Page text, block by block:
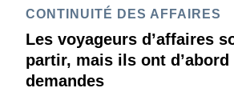
CONTINUITÉ DES AFFAIRES
Les voyageurs d’affaires
partir, mais ils ont d’abord
demandes